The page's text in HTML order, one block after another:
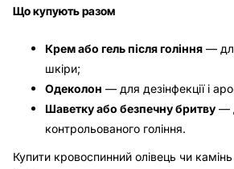
Що купують разом
Крем або гель після гоління —
шкіри;
Одеколон — для дезінфекції і
Шаветку або безпечну бритву —
контрольованого гоління.
Купити кровоспинний олівець чи камінь